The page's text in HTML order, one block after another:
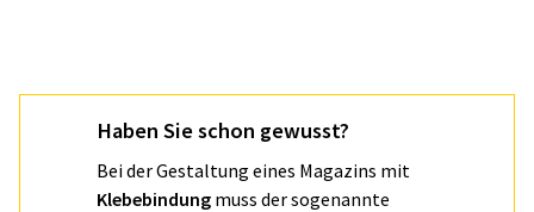
Haben Sie schon gewusst?
Bei der Gestaltung eines Magazins mit
Klebebindung muss der sogenannte